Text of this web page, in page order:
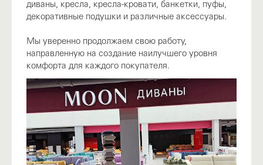
диваны, кресла, кресла-кровати, банкетки, пуфы,
декоративные подушки и различные аксессуары.
Мы уверенно продолжаем свою работу,
направленную на создание наилучшего уровня
комфорта для каждого покупателя.